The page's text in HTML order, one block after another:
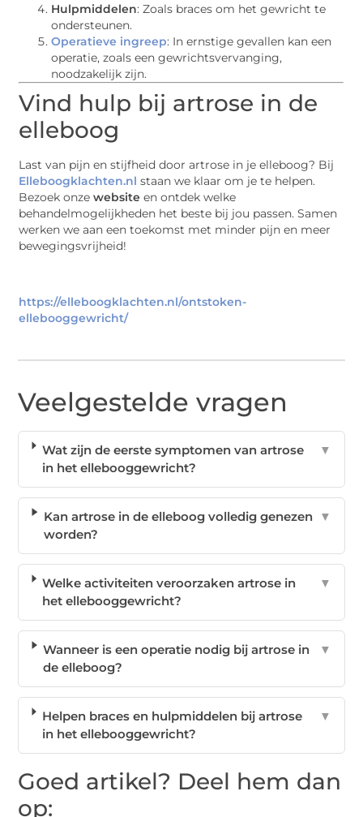
Hulpmiddelen: Zoals braces om het gewricht te
ondersteunen.
Operatieve ingreep: In ernstige gevallen kan een
operatie, zoals een gewrichtsvervanging,
noodzakelijk zijn.
Vind hulp bij artrose in de
elleboog
Last van pijn en stijfheid door artrose in je elleboog? Bij
Elleboogklachten.nl staan we klaar om je te helpen.
Bezoek onzewebsite en ontdek welke
behandelmogelijkheden het beste bij jou passen. Samen
werken we aan een toekomst met minder pijn en meer
bewegingsvrijheid!
https://elleboogklachten.nl/ontstoken-
ellebooggewricht/
Veelgestelde vragen
Wat zijn de eerste symptomen van artrose
in het ellebooggewricht?
▼
Kan artrose in de elleboog volledig genezen
worden?
▼
Welke activiteiten veroorzaken artrose in
het ellebooggewricht?
▼
Wanneer is een operatie nodig bij artrose in
de elleboog?
▼
Helpen braces en hulpmiddelen bij artrose
in het ellebooggewricht?
▼
Goed artikel? Deel hem dan
op: